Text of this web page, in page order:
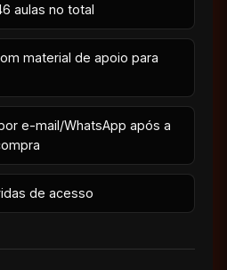
aulas no total
material de apoio para
e-mail/WhatsApp após a
de acesso